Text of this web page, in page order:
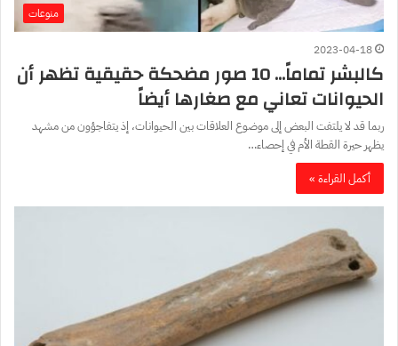
منوعات
2023-04-18
كالبشر تماماً… 10 صور مضحكة حقيقية تظهر أن
الحيوانات تعاني مع صغارها أيضاً
ربما قد لا يلتفت البعض إلى موضوع العلاقات بين الحيوانات، إذ يتفاجؤون من مشهد
يظهر حيرة القطة الأم في إحصاء…
أكمل القراءة »